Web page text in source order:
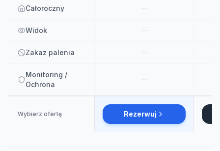
Całoroczny
Widok
Zakaz palenia
Monitoring /
Ochrona
Wybierz ofertę Rezerwuj